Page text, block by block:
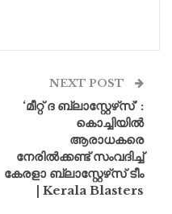
NEXT POST
‘മീറ്റ് ദ ബ്ലാസ്റ്റേഴ്‌സ്’ :
കൊച്ചിയിൽ
ആരാധകരെ
നേരില്‍ക്കണ്ട് സംവദിച്ച്
കേരളാ ബ്ലാസ്റ്റേഴ്‌സ് ടീം
| Kerala Blasters